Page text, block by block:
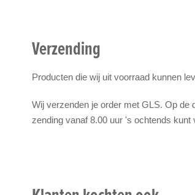
Verzending
Producten die wij uit voorraad kunnen
Wij verzenden je order met GLS. Op de
zending vanaf 8.00 uur 's ochtends